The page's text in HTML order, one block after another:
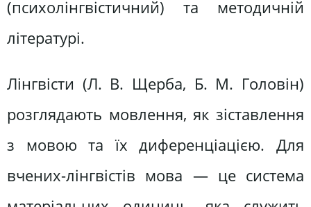
(психолінгвістичний) та методичній
літературі.
Лінгвісти (Л. В. Щерба, Б. М. Головін)
розглядають мовлення, як зіставлення
з мовою та їх диференціацією. Для
вчених-лінгвістів мова — це система